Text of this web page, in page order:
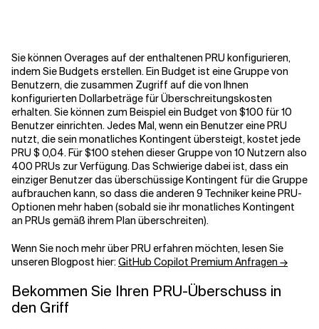
Sie können Overages auf der enthaltenen PRU konfigurieren,
indem Sie Budgets erstellen. Ein Budget ist eine Gruppe von
Benutzern, die zusammen Zugriff auf die von Ihnen
konfigurierten Dollarbeträge für Überschreitungskosten
erhalten. Sie können zum Beispiel ein Budget von $100 für 10
Benutzer einrichten. Jedes Mal, wenn ein Benutzer eine PRU
nutzt, die sein monatliches Kontingent übersteigt, kostet jede
PRU $ 0,04. Für $100 stehen dieser Gruppe von 10 Nutzern also
400 PRUs zur Verfügung. Das Schwierige dabei ist, dass ein
einziger Benutzer das überschüssige Kontingent für die Gruppe
aufbrauchen kann, so dass die anderen 9 Techniker keine PRU-
Optionen mehr haben (sobald sie ihr monatliches Kontingent
an PRUs gemäß ihrem Plan überschreiten).
Wenn Sie noch mehr über PRU erfahren möchten, lesen Sie
unseren Blogpost hier:GitHub Copilot Premium Anfragen →
Bekommen Sie Ihren PRU-Überschuss in
den Griff